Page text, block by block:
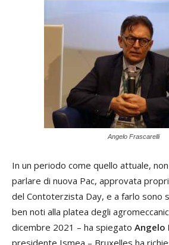
Angelo Frascarelli
In un periodo come quello attuale,
parlare di nuova Pac, approvata
del Contoterzista Day, e a farlo sono
ben noti alla platea degli
dicembre 2021 – ha spiegato Angelo